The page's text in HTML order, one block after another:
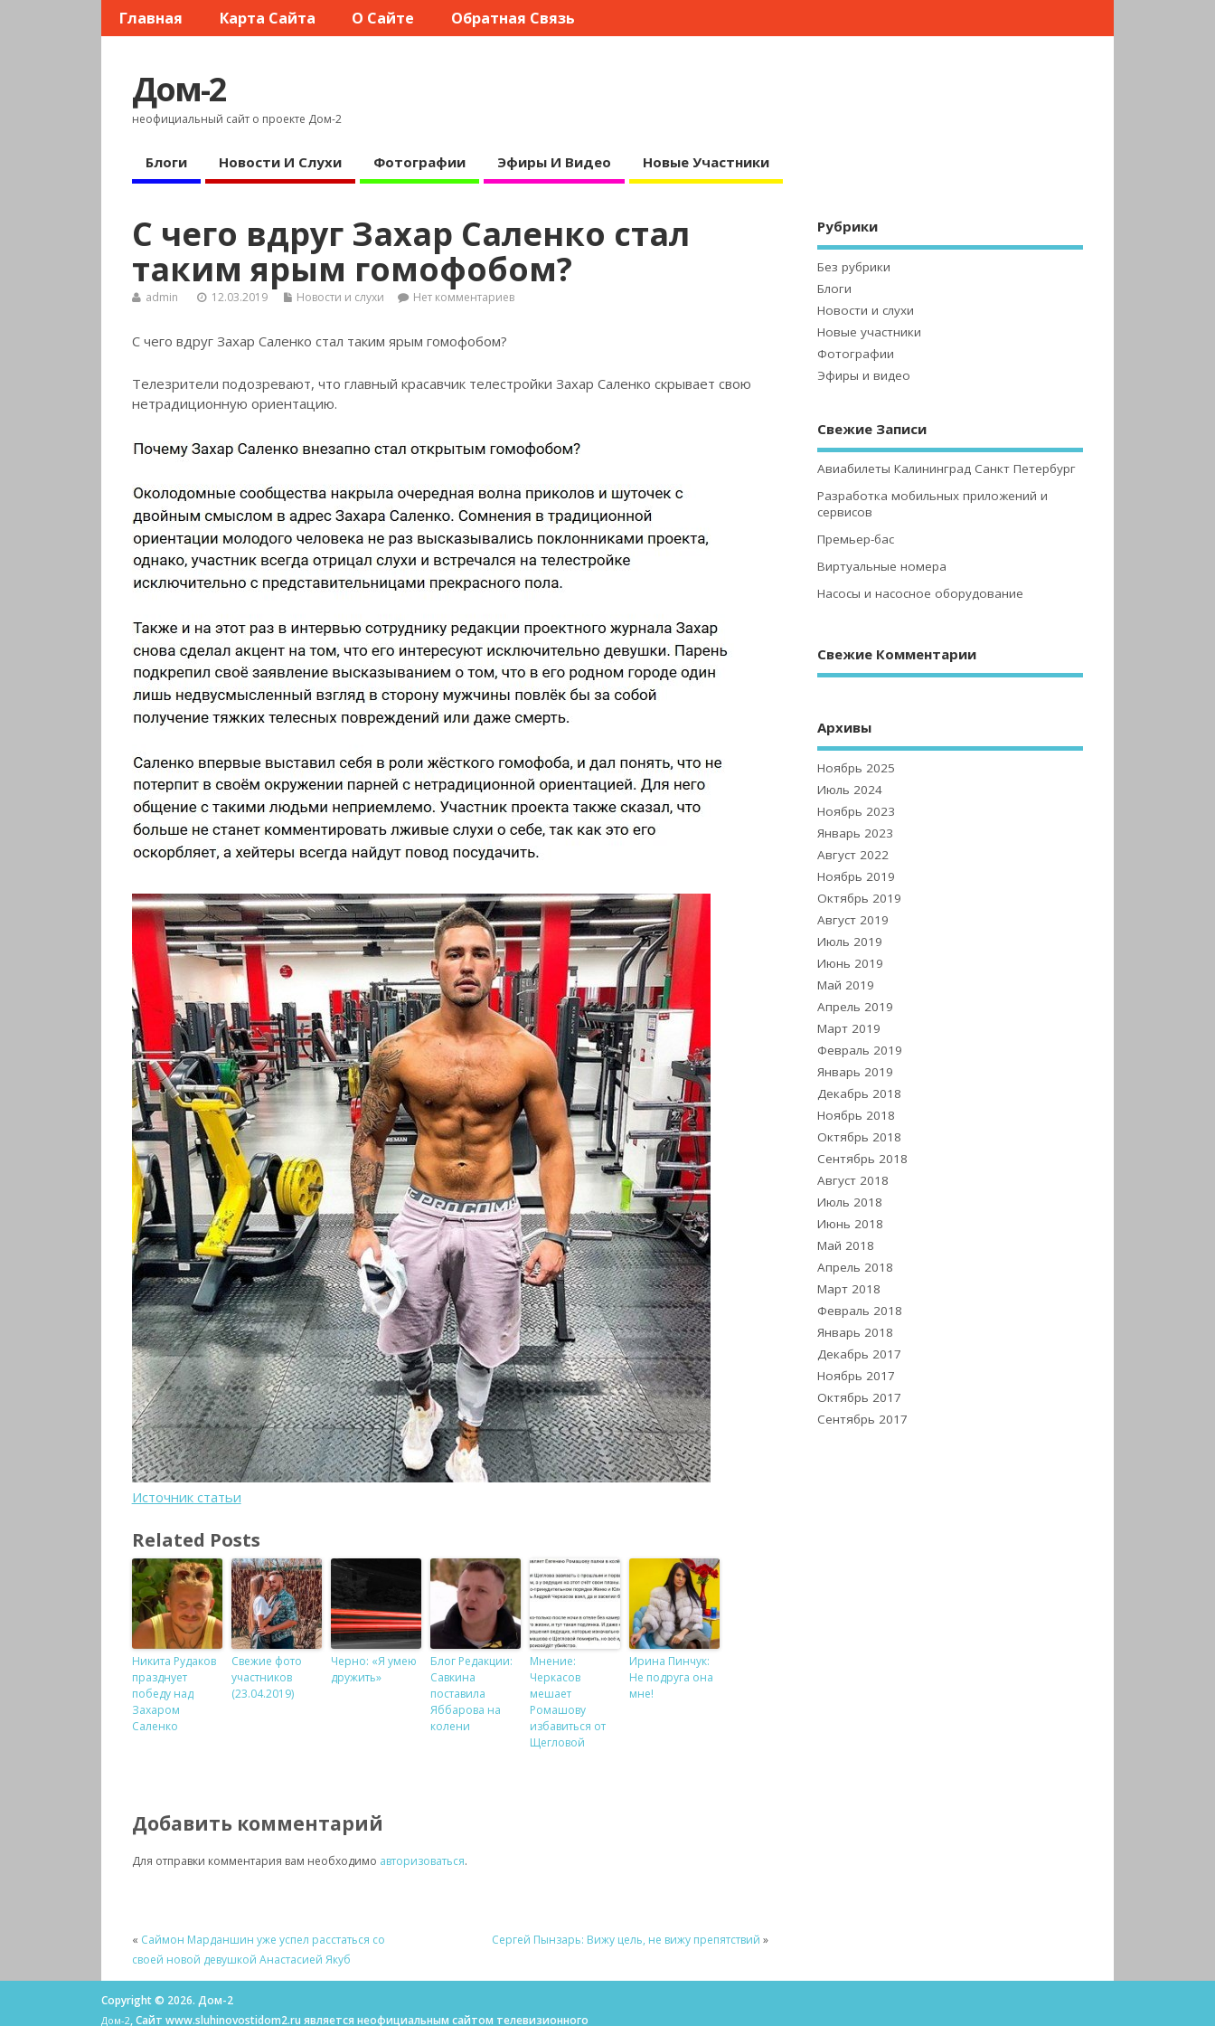
Главная Карта Сайта О Сайте Обратная Связь
Дом-2
неофициальный сайт о проекте Дом-2
Блоги Новости И Слухи Фотографии Эфиры И Видео Новые Участники
С чего вдруг Захар Саленко стал
таким ярым гомофобом?
admin 12.03.2019 Новости и слухи Нет комментариев
С чего вдруг Захар Саленко стал таким ярым гомофобом?
Телезрители подозревают, что главный красавчик телестройки Захар Саленко скрывает свою
нетрадиционную ориентацию.
Источник статьи
Related Posts
Никита Рудаков
празднует
победу над
Захаром
Саленко
Свежие фото
участников
(23.04.2019)
Черно: «Я умею
дружить»
Блог Редакции:
Савкина
поставила
Яббарова на
колени
Мнение:
Черкасов
мешает
Ромашову
избавиться от
Щегловой
Ирина Пинчук:
Не подруга она
мне!
Добавить комментарий
Для отправки комментария вам необходимо авторизоваться.
« Саймон Марданшин уже успел расстаться со
своей новой девушкой Анастасией Якуб
Сергей Пынзарь: Вижу цель, не вижу препятствий »
Рубрики
Без рубрики
Блоги
Новости и слухи
Новые участники
Фотографии
Эфиры и видео
Свежие Записи
Авиабилеты Калининград Санкт Петербург
Разработка мобильных приложений и
сервисов
Премьер-бас
Виртуальные номера
Насосы и насосное оборудование
Свежие Комментарии
Архивы
Ноябрь 2025
Июль 2024
Ноябрь 2023
Январь 2023
Август 2022
Ноябрь 2019
Октябрь 2019
Август 2019
Июль 2019
Июнь 2019
Май 2019
Апрель 2019
Март 2019
Февраль 2019
Январь 2019
Декабрь 2018
Ноябрь 2018
Октябрь 2018
Сентябрь 2018
Август 2018
Июль 2018
Июнь 2018
Май 2018
Апрель 2018
Март 2018
Февраль 2018
Январь 2018
Декабрь 2017
Ноябрь 2017
Октябрь 2017
Сентябрь 2017
Copyright © 2026. Дом-2
Дом-2, Сайт www.sluhinovostidom2.ru является неофициальным сайтом телевизионного